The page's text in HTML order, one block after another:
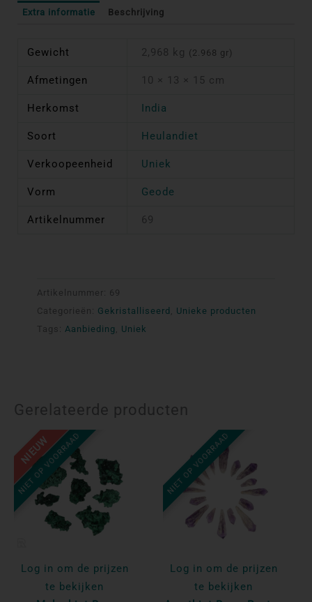
Extra informatie Beschrijving
Gewicht 2,968 kg (2.968 gr)
Afmetingen 10 × 13 × 15 cm
Herkomst India
Soort Heulandiet
Verkoopeenheid Uniek
Vorm Geode
Artikelnummer 69
Artikelnummer: 69
Categorieën:
Gekristalliseerd
Unieke producten
Tags:
Aanbieding Uniek
Gerelateerde producten
NIET OP VOORRAAD
NIEUW
Log in om de prijzen
te bekijken
NIET OP VOORRAAD
Log in om de prijzen
te bekijken